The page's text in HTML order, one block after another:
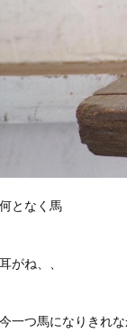
何となく馬
耳がね、、
今一つ馬になりきれ